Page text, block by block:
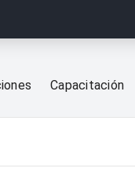
Capacitación